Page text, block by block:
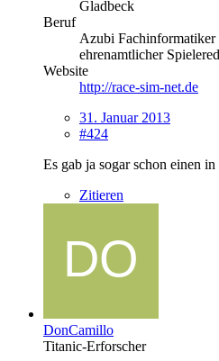
Gladbeck
Beruf
Azubi Fachinformatiker
ehrenamtlicher
Website
http://race-sim-net.de
31. Januar 2013
#424
Es gab ja sogar schon einen
Zitieren
DonCamillo
Titanic-Erforscher